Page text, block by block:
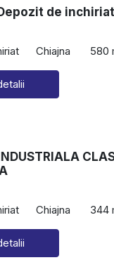
de
Chiajna 580
Chiajna 344